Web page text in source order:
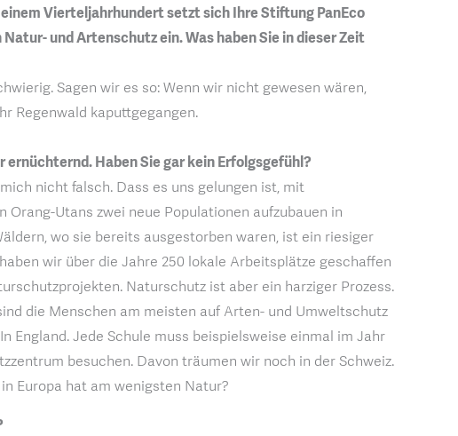
einem Vierteljahrhundert setzt sich Ihre Stiftung PanEco
und Artenschutz ein. Was haben Sie in dieser Zeit
Sagen wir es so: Wenn wir nicht gewesen wären,
Regenwald kaputtgegangen.
ernüchternd. Haben Sie gar kein Erfolgsgefühl?
nicht falsch. Dass es uns gelungen ist, mit
Orang-Utans zwei neue Populationen aufzubauen in
wo sie bereits ausgestorben waren, ist ein riesiger
wir über die Jahre 250 lokale Arbeitsplätze geschaffen
Naturschutz ist aber ein harziger Prozess.
die Menschen am meisten auf Arten- und Umweltschutz
England. Jede Schule muss beispielsweise einmal im Jahr
besuchen. Davon träumen wir noch in der Schweiz.
Europa hat am wenigsten Natur?